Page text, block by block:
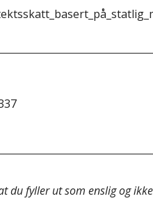
du fyller ut som enslig og